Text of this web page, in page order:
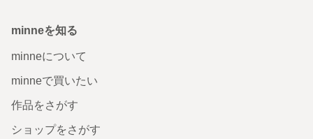
minneを知る
minneについて
minneで買いたい
作品をさがす
ショップをさがす